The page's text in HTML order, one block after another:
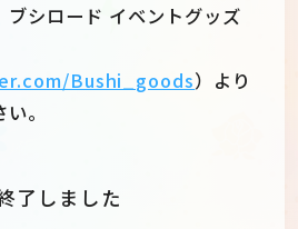
ブシロード イベントグッズ
Bushi_goods）より
。
しました